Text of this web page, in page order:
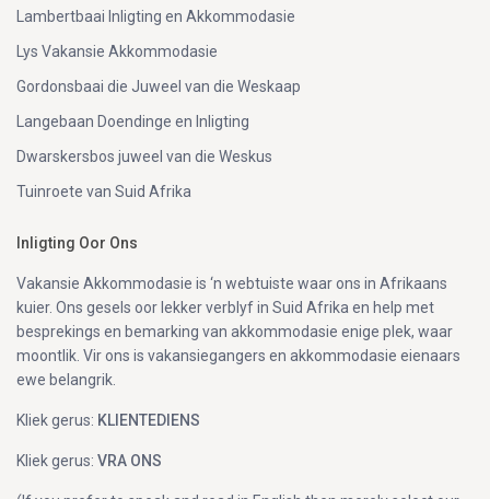
Lambertbaai Inligting en Akkommodasie
Lys Vakansie Akkommodasie
Gordonsbaai die Juweel van die Weskaap
Langebaan Doendinge en Inligting
Dwarskersbos juweel van die Weskus
Tuinroete van Suid Afrika
Inligting Oor Ons
Vakansie Akkommodasie is ‘n webtuiste waar ons in Afrikaans
kuier. Ons gesels oor lekker verblyf in Suid Afrika en help met
besprekings en bemarking van akkommodasie enige plek, waar
moontlik. Vir ons is vakansiegangers en akkommodasie eienaars
ewe belangrik.
Kliek gerus: KLIENTEDIENS
Kliek gerus:VRA ONS